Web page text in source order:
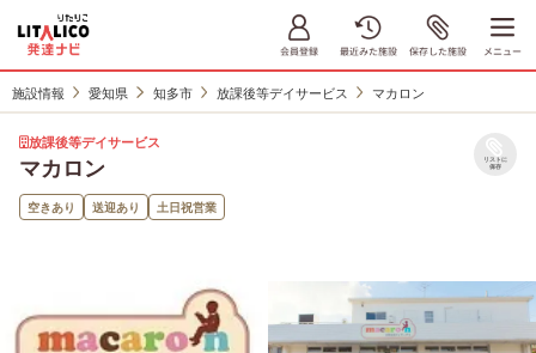
施設情報 愛知県 知多市 放課後等デイサービス マカロン
放課後等デイサービス
マカロン リストに
保存
空きあり 送迎あり 土日祝営業